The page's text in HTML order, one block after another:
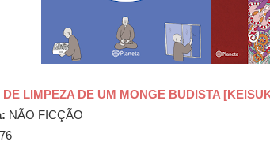
DE LIMPEZA DE UM MONGE BUDISTA
NÃO FICÇÃO